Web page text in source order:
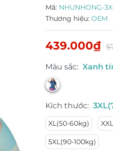
Mã: NHUNHONG-
Thương hiệu: OEM
439.000₫
Màu sắc: Xanh
Kích thước:
XL(50-60kg)
5XL(90-100kg)
Mã giảm giá:
Ngày hết hạn:
Điều kiện: